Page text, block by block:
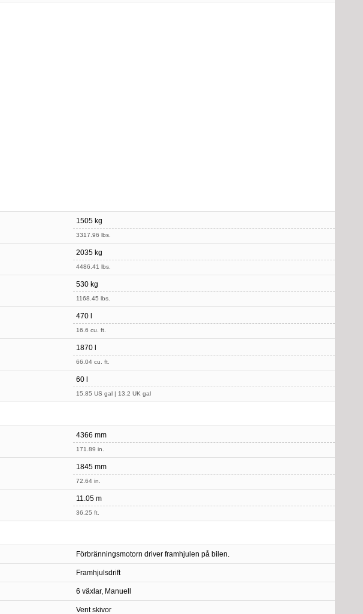
1505 kg
3317.96 lbs.
2035 kg
4486.41 lbs.
530 kg
1168.45 lbs.
470 l
16.6 cu. ft.
1870 l
66.04 cu. ft.
60 l
15.85 US gal | 13.2 UK gal
4366 mm
171.89 in.
1845 mm
72.64 in.
11.05 m
36.25 ft.
Förbränningsmotorn driver framhjulen på bilen.
Framhjulsdrift
6 växlar, Manuell
Vent skivor